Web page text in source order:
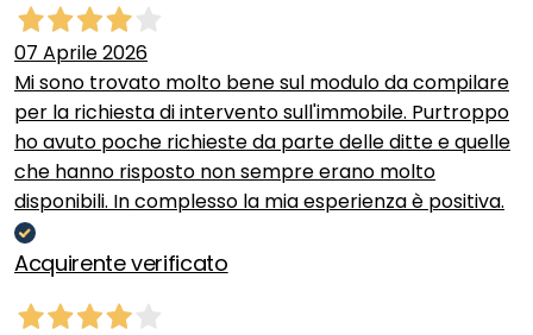
07 Aprile 2026
Mi sono trovato molto bene sul modulo da compilare
per la richiesta di intervento sull'immobile. Purtroppo
ho avuto poche richieste da parte delle ditte e quelle
che hanno risposto non sempre erano molto
disponibili. In complesso la mia esperienza è positiva.
Acquirente verificato